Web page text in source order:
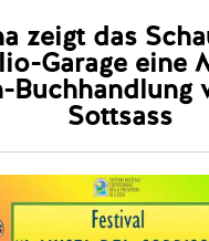
zeigt das
Garage eine
Buchhandlung
Sottsass